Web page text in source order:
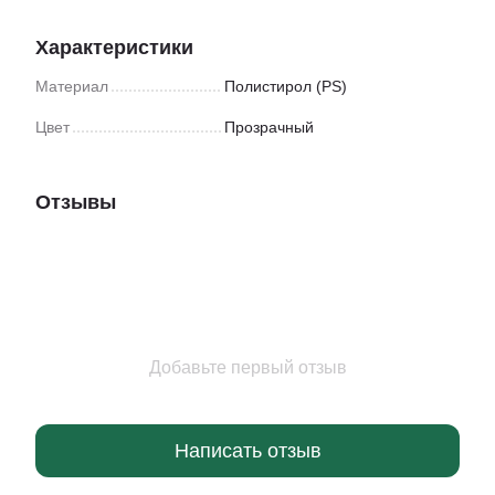
Характеристики
Материал Полистирол (PS)
Цвет Прозрачный
Отзывы
Добавьте первый отзыв
Написать отзыв